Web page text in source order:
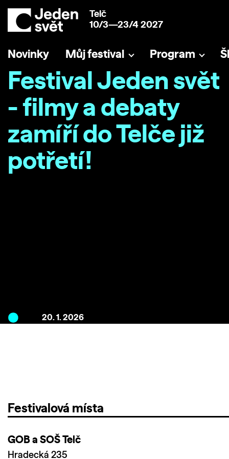
Telč
10/3—23/4 2027
Novinky Můj festival Program
Festival Jeden svět
- filmy a debaty
zamíří do Telče již
potřetí!
20. 1. 2026
Festivalová místa
GOB a SOŠ Telč
Hradecká 235